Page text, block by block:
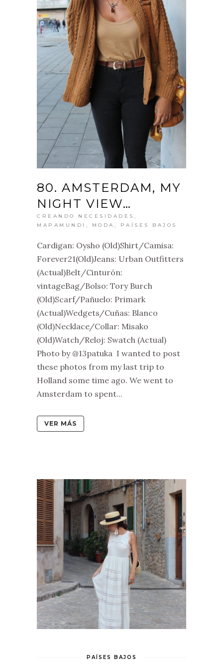
80. AMSTERDAM, MY
NIGHT VIEW…
CREANDO NECESIDADES ,
MAPAMUNDI , MODA , PAÍSES BAJOS
Cardigan: Oysho (Old)Shirt/Camisa:
Forever21(Old)Jeans: Urban Outfitters
(Actual)Belt/Cinturón:
vintageBag/Bolso: Tory Burch
(Old)Scarf/Pañuelo: Primark
(Actual)Wedgets/Cuñas: Blanco
(Old)Necklace/Collar: Misako
(Old)Watch/Reloj: Swatch (Actual)
Photo by @13patuka I wanted to post
these photos from my last trip to
Holland some time ago. We went to
Amsterdam to spent...
VER MÁS
PAÍSES BAJOS